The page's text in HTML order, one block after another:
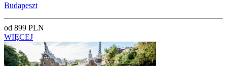
Budapeszt
od 899 PLN
WIĘCEJ